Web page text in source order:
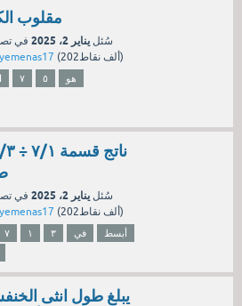
مقلوب الكسر
سُئل يناير 2، 2025 في
( 202ألفنقاط)
٧ ٥ هو
سُئل يناير 2، 2025 في
( 202ألفنقاط)
٧ ١ ٣ في
أبسط
يبلغ طول انثى